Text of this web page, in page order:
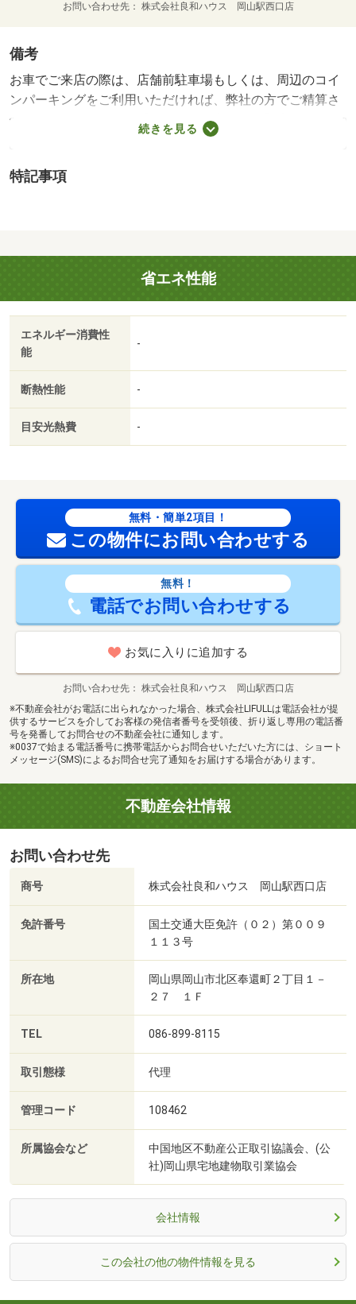
お問い合わせ先 株式会社良和ハウス 岡山駅西口店
備考
お車でご来店の際は、店舗前駐車場もしくは、周辺のコイ
ンパーキングをご利用いただければ、弊社の方でご精算さ
せていただきます。 【設備・特記事項備考】専用トイレ/
水道料 2200円/カギ交換代 22000円
続きを見る
特記事項
省エネ性能
エネルギー消費性
能
-
断熱性能 -
目安光熱費 -
無料・簡単2項目！
この物件にお問い合わせする
無料！
電話でお問い合わせする
お気に入りに追加する
お問い合わせ先
株式会社良和ハウス 岡山駅西口店
※不動産会社がお電話に出られなかった場合、株式会社LIFULLは電話会社が提
供するサービスを介してお客様の発信者番号を受領後、折り返し専用の電話番
号を発番してお問合せの不動産会社に通知します。
※0037で始まる電話番号に携帯電話からお問合せいただいた方には、ショート
メッセージ(SMS)によるお問合せ完了通知をお届けする場合があります。
不動産会社情報
お問い合わせ先
商号 株式会社良和ハウス 岡山駅西口店
免許番号
国土交通大臣免許（０２）第００９
１１３号
所在地
岡山県岡山市北区奉還町２丁目１－
２７ １Ｆ
TEL 086-899-8115
取引態様 代理
管理コード 108462
所属協会など
中国地区不動産公正取引協議会、(公
社)岡山県宅地建物取引業協会
会社情報
この会社の他の物件情報を見る